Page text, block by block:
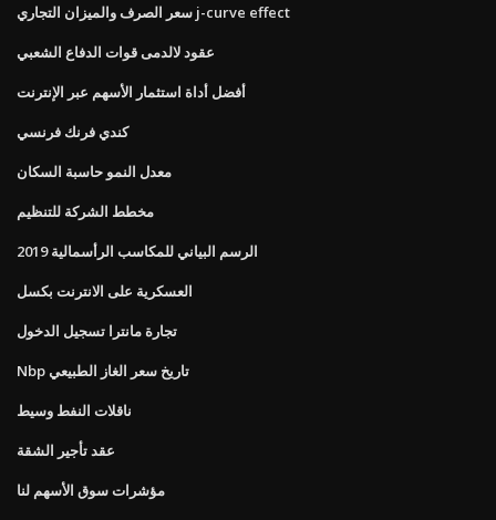
سعر الصرف والميزان التجاري j-curve effect
عقود لالدمى قوات الدفاع الشعبي
أفضل أداة استثمار الأسهم عبر الإنترنت
كندي فرنك فرنسي
معدل النمو حاسبة السكان
مخطط الشركة للتنظيم
الرسم البياني للمكاسب الرأسمالية 2019
العسكرية على الانترنت بكسل
تجارة مانترا تسجيل الدخول
Nbp تاريخ سعر الغاز الطبيعي
ناقلات النفط وسيط
عقد تأجير الشقة
مؤشرات سوق الأسهم لنا